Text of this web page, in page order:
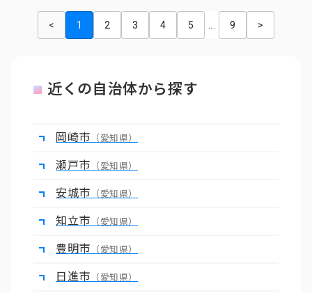
< 1 2 3 4 5 9 >
近くの自治体から探す
岡崎市 （愛知県）
瀬戸市 （愛知県）
安城市 （愛知県）
知立市 （愛知県）
豊明市 （愛知県）
日進市 （愛知県）